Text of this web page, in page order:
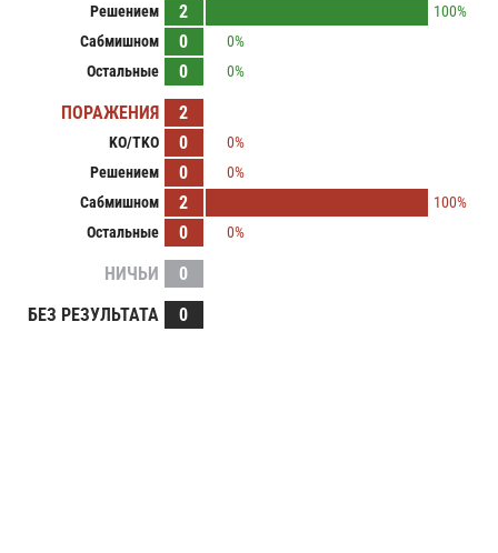
Решением
2
100%
Сабмишном
0
0%
Остальные
0 0%
ПОРАЖЕНИЯ 2
KO/TKO 0
0%
Решением
0
0%
Сабмишном
2
100%
Остальные
0 0%
НИЧЬИ
0
БЕЗ РЕЗУЛЬТАТА
0